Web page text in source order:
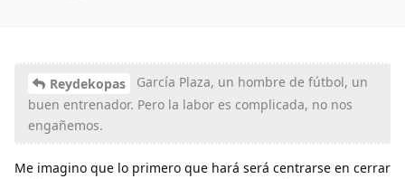
Reydekopas
García Plaza, un hombre de fútbol, un
buen entrenador. Pero la labor es complicada, no nos
engañemos.
Me imagino que lo primero que hará será centrarse en cerrar